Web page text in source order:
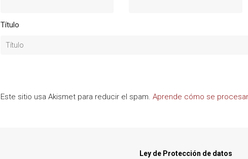
Título
Este sitio usa Akismet para reducir el spam. Aprende cómo se
Ley de Protección de datos